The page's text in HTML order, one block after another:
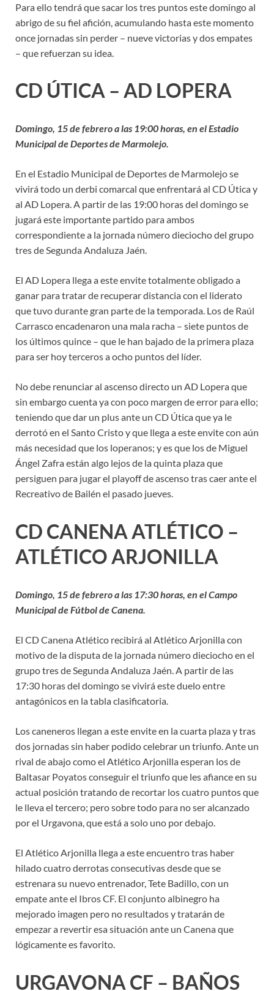
Para ello tendrá que sacar los tres puntos este domingo al
abrigo de su fiel afición, acumulando hasta este momento
once jornadas sin perder – nueve victorias y dos empates
– que refuerzan su idea.
CD ÚTICA – AD LOPERA
Domingo, 15 de febrero a las 19:00 horas, en el Estadio
Municipal de Deportes de Marmolejo.
En el Estadio Municipal de Deportes de Marmolejo se
vivirá todo un derbi comarcal que enfrentará al CD Útica y
al AD Lopera. A partir de las 19:00 horas del domingo se
jugará este importante partido para ambos
correspondiente a la jornada número dieciocho del grupo
tres de Segunda Andaluza Jaén.
El AD Lopera llega a este envite totalmente obligado a
ganar para tratar de recuperar distancia con el liderato
que tuvo durante gran parte de la temporada. Los de Raúl
Carrasco encadenaron una mala racha – siete puntos de
los últimos quince – que le han bajado de la primera plaza
para ser hoy terceros a ocho puntos del líder.
No debe renunciar al ascenso directo un AD Lopera que
sin embargo cuenta ya con poco margen de error para ello;
teniendo que dar un plus ante un CD Útica que ya le
derrotó en el Santo Cristo y que llega a este envite con aún
más necesidad que los loperanos; y es que los de Miguel
Ángel Zafra están algo lejos de la quinta plaza que
persiguen para jugar el playoff de ascenso tras caer ante el
Recreativo de Bailén el pasado jueves.
CD CANENA ATLÉTICO –
ATLÉTICO ARJONILLA
Domingo, 15 de febrero a las 17:30 horas, en el Campo
Municipal de Fútbol de Canena.
El CD Canena Atlético recibirá al Atlético Arjonilla con
motivo de la disputa de la jornada número dieciocho en el
grupo tres de Segunda Andaluza Jaén. A partir de las
17:30 horas del domingo se vivirá este duelo entre
antagónicos en la tabla clasificatoria.
Los caneneros llegan a este envite en la cuarta plaza y tras
dos jornadas sin haber podido celebrar un triunfo. Ante un
rival de abajo como el Atlético Arjonilla esperan los de
Baltasar Poyatos conseguir el triunfo que les afiance en su
actual posición tratando de recortar los cuatro puntos que
le lleva el tercero; pero sobre todo para no ser alcanzado
por el Urgavona, que está a solo uno por debajo.
El Atlético Arjonilla llega a este encuentro tras haber
hilado cuatro derrotas consecutivas desde que se
estrenara su nuevo entrenador, Tete Badillo, con un
empate ante el Ibros CF. El conjunto albinegro ha
mejorado imagen pero no resultados y tratarán de
empezar a revertir esa situación ante un Canena que
lógicamente es favorito.
URGAVONA CF – BAÑOS